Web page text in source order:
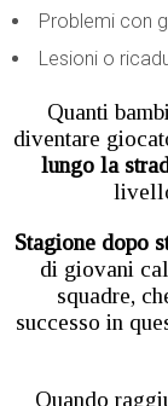
Problemi con
Lesioni o
Quanti
diventare
lungo la
Stagione dopo
di giovani
squadre,
successo in
Quando